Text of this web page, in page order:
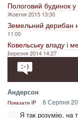
Пологовий будинок
Жовтня 2015 13:30
Земельний дерибан
11:00
Ковельську владу і
Березня 2014 14:27
Андерсон
Показати IP 6 Серпня
Я так розумію, на